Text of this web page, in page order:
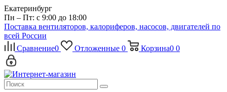
Екатеринбург
Пн – Пт: с 9:00 до 18:00
Поставка вентиляторов, калориферов, насосов, двигателей по
всей России
Сравнение0 Отложенные 0 Корзина0 0